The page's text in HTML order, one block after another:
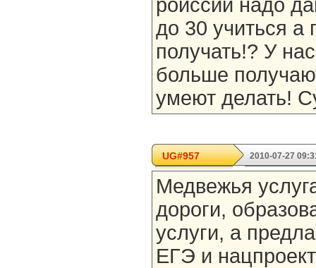
роиссии надо
до 30 учиться а
получать!? У
больше
умеют делать!
UG#957 2010-07-27
Медвежья
дороги,
услуги, а
ЕГЭ и